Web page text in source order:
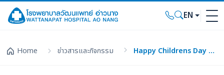
EN
Home ข่าวสารและกิจกรรม Happy Childrens Day 2026